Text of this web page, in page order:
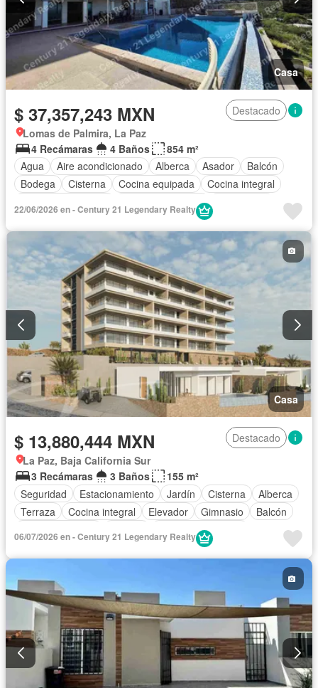
Casa
$ 37,357,243 MXN
Destacado
Lomas de Palmira, La Paz
4 Recámaras
4 Baños
854 m²
Agua
Aire acondicionado Alberca Asador
Balcón
Bodega
Cisterna Cocina equipada
Cocina integral
Cuarto de servicio
Internet
Jacuzzi
Recámara con closet
Sala polivalente
Seguridad
Terraza
Vista panorámica
22/06/2026 en - Century 21 Legendary Realty
Casa
$ 13,880,444 MXN
Destacado
La Paz, Baja California Sur
3 Recámaras
3 Baños
155 m²
Seguridad
Estacionamiento Jardín Cisterna
Alberca
Terraza
Cocina integral Elevador Gimnasio
Balcón
Aire acondicionado
Jacuzzi Cancha de tenis
06/07/2026 en - Century 21 Legendary Realty